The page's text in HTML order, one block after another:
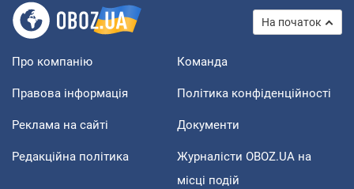
На початок
Про компанію Команда
Правова інформація Політика конфіденційності
Реклама на сайті Документи
Редакційна політика
Журналісти OBOZ.UA на
місці подій